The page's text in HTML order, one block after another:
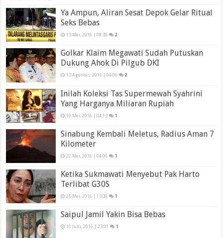
Ya Ampun, Aliran Sesat Depok Gelar Ritual
Seks Bebas
13 Mei, 2016 | 08:39 2
Golkar Klaim Megawati Sudah Putuskan
Dukung Ahok Di Pilgub DKI
13 Agustus, 2016 | 04:06 2
Inilah Koleksi Tas Supermewah Syahrini
Yang Harganya Miliaran Rupiah
19 Mei, 2016 | 04:13 1
Sinabung Kembali Meletus, Radius Aman 7
Kilometer
22 Mei, 2016 | 04:00 1
Ketika Sukmawati Menyebut Pak Harto
Terlibat G30S
25 Mei, 2016 | 13:39 1
Saipul Jamil Yakin Bisa Bebas
10 Juni, 2016 | 23:01 1